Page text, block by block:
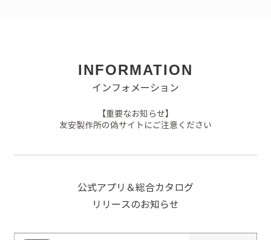
INFORMATION
インフォメーション
【重要なお知らせ】
友安製作所の偽サイトにご注意ください
公式アプリ＆総合カタログ
リリースのお知らせ